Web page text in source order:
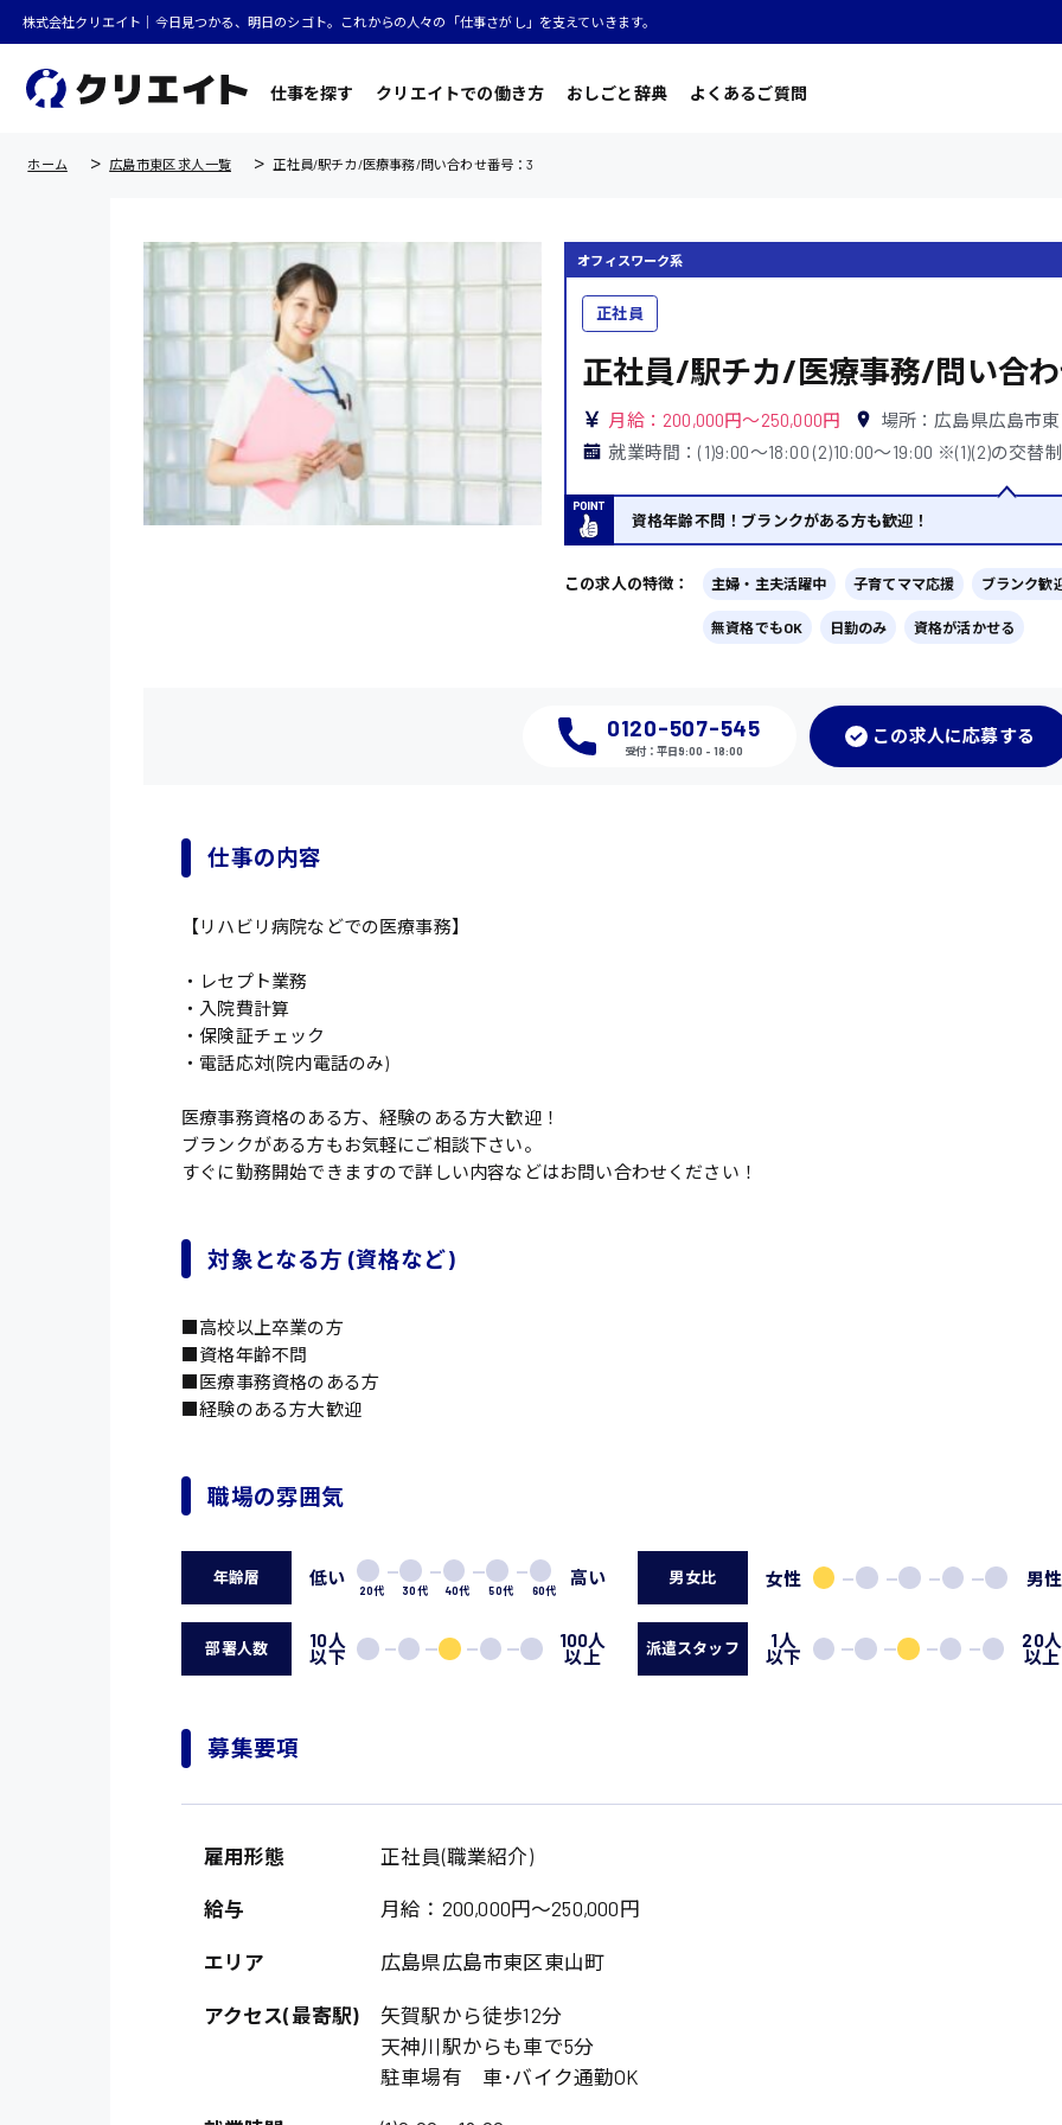
株式会社クリエイト｜今日見つかる、明日のシゴト。これからの人々の「仕事さがし」を支えていきます。
仕事を探す クリエイトでの働き方 おしごと辞典 よくあるご質問
ホーム 広島市東区 求人一覧 正社員/駅チカ/医療事務/問い合わせ番号：3
オフィスワーク系
正社員
正社員/駅チカ/医療事務/問い合
月給：200,000円～250,000円
場所：広島県広島市
就業時間：(1)9:00〜18:00 (2)10:00〜19:00 ※(1)(2)の交替
資格年齢不問！ブランクがある方も歓迎！
この求人の特徴： 主婦・主夫活躍中 子育てママ応援 ブランク歓
無資格でもOK 日勤のみ 資格が活かせる
0120-507-545
受付：平日9:00 - 18:00
この求人に応募する
仕事の内容
【リハビリ病院などでの医療事務】
・レセプト業務
・入院費計算
・保険証チェック
・電話応対(院内電話のみ)
医療事務資格のある方、経験のある方大歓迎！
ブランクがある方もお気軽にご相談下さい。
すぐに勤務開始できますので詳しい内容などはお問い合わせください！
対象となる方 (資格など)
■高校以上卒業の方
■資格年齢不問
■医療事務資格のある方
■経験のある方大歓迎
職場の雰囲気
年齢層 低い
20代 30代 40代 50代 60代
高い 男女比 女性 男性
部署人数 10人
以下
100人
以上 派遣スタッフ 1人
以下
20人
以上
募集要項
雇用形態 正社員(職業紹介)
給与 月給：200,000円～250,000円
エリア 広島県広島市東区東山町
アクセス(最寄駅)
矢賀駅から徒歩12分
天神川駅からも車で5分
駐車場有 車･バイク通勤OK